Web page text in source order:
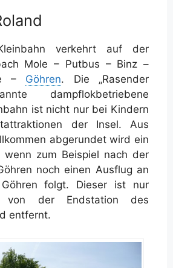
verkehrt auf der
Mole – Putbus – Binz –
– Göhren. Die „Rasender
dampflokbetriebene
ist nicht nur bei Kindern
der Insel. Aus
abgerundet wird ein
wenn zum Beispiel nach der
noch einen Ausflug an
folgt. Dieser ist nur
von der Endstation des
entfernt.